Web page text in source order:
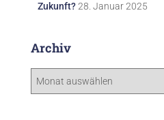
Zukunft?28. Januar 2025
Archiv